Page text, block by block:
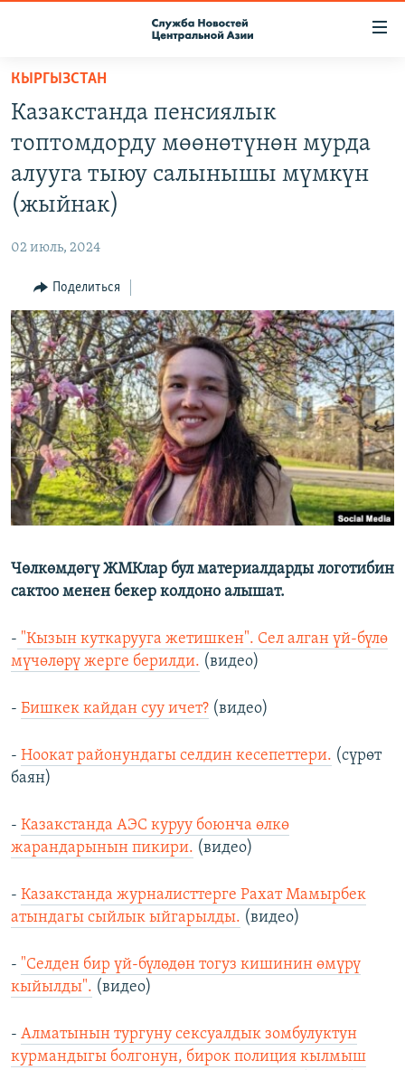
Вернуться
основному
содержанию
главной
Вернутся
поиску
RFE/RL ДИРЕКТ
МИГРАНТ МЕДИА
КЫРГЫЗСТАН
Казакстанда пенсиялык
топтомдорду мөөнөтүнөн мурда
алууга тыюу салынышы мүмкүн
(жыйнак)
02 июль, 2024
Поделиться
Чөлкөмдөгү ЖМКлар бул материалдарды логотибин
сактоо менен бекер колдоно алышат.
- "Кызын куткарууга жетишкен". Сел алган үй-бүлө
мүчөлөрү жерге берилди. (видео)
- Бишкек кайдан суу ичет? (видео)
- Ноокат районундагы селдин кесепеттери. (сүрөт
баян)
- Казакстанда АЭС куруу боюнча өлкө
жарандарынын пикири. (видео)
- Казакстанда журналисттерге Рахат Мамырбек
атындагы сыйлык ыйгарылды. (видео)
- "Селден бир үй-бүлөдөн тогуз кишинин өмүрү
кыйылды". (видео)
- Алматынын тургуну сексуалдык зомбулуктун
курмандыгы болгонун, бирок полиция кылмыш